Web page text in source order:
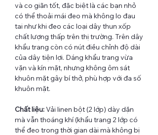
và co giãn tốt, đặc biệt là các bạn nhỏ
có thể thoải mái đeo mà không lo đau
tai như khi đeo các loại dây thun xốp
chất lượng thấp trên thị trường. Trên dây
khẩu trang còn có nút điều chỉnh độ dài
của dây tiện lợi. Dáng khẩu trang vừa
vặn và kín mặt, nhưng không ôm sát
khuôn mặt gây bí thở, phù hợp với đa số
khuôn mặt.
Chất liệu:Vải linen bột (2 lớp) dày dặn
mà vẫn thoáng khí (khẩu trang 2 lớp có
thể đeo trong thời gian dài mà không bị